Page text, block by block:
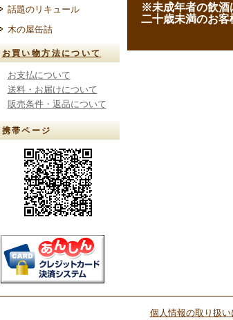
話題のリキュール
木の屋缶詰
お買い物方法について
お支払について
送料・お届けについて
販売条件・返品について
携帯ページ
※未成年者の飲酒
二十歳未満のお客
個人情報の取り扱い